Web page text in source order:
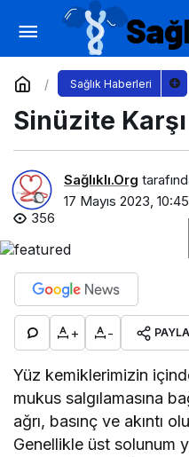
Sağlık Haberleri
Sinüzite
Sağlıklı.Org
17 Mayıs 2023, 10:45
356
+ -
Yüz kemiklerimizin
mukus salgılamasına
ağrı, basınç ve akıntı
Genellikle üst solunum
Antalya
ücretsiz diş tedavisi
Yorum Yap Paylaş